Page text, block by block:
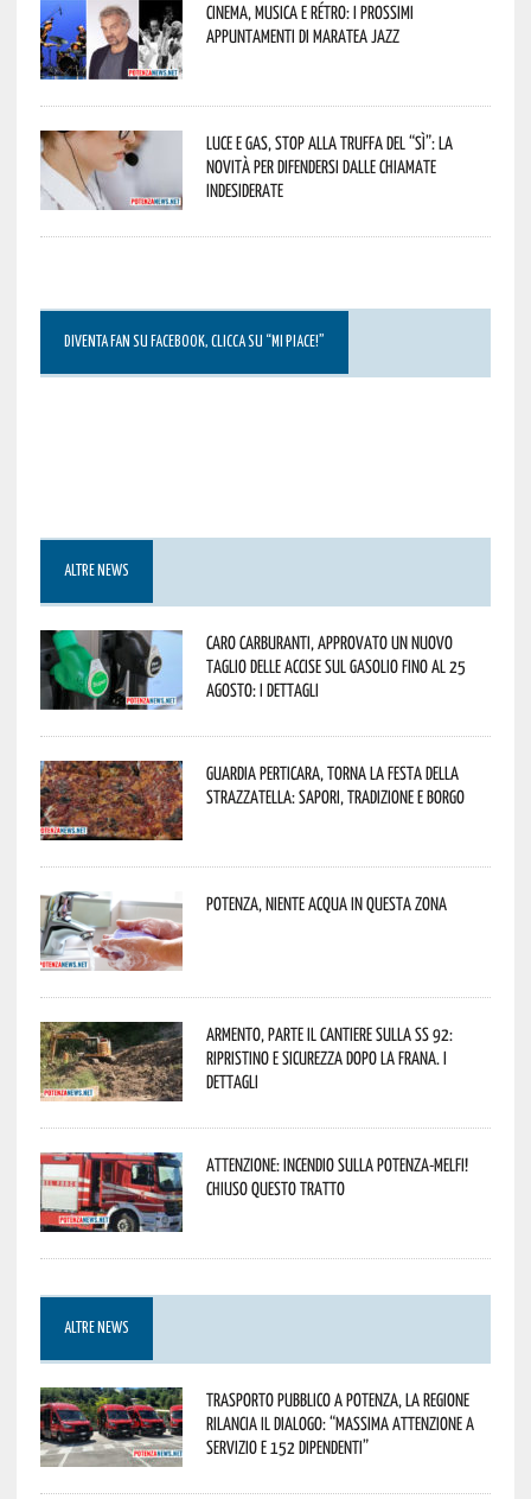
Cinema, musica e rétro: i prossimi
appuntamenti di Maratea Jazz
Luce e gas, stop alla truffa del “Sì”: la
novità per difendersi dalle chiamate
indesiderate
DIVENTA FAN SU FACEBOOK, CLICCA SU “MI PIACE!”
ALTRE NEWS
Caro carburanti, approvato un nuovo
taglio delle accise sul gasolio fino al 25
agosto: i dettagli
Guardia Perticara, torna la Festa della
Strazzatella: sapori, tradizione e borgo
Potenza, niente acqua in questa zona
Armento, parte il cantiere sulla SS 92:
ripristino e sicurezza dopo la frana. I
dettagli
Attenzione: incendio sulla Potenza-Melfi!
Chiuso questo tratto
ALTRE NEWS
Trasporto pubblico a Potenza, la Regione
rilancia il dialogo: “Massima attenzione a
servizio e 152 dipendenti”